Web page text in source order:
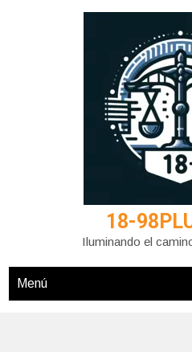
18-
Iluminando el
Menú